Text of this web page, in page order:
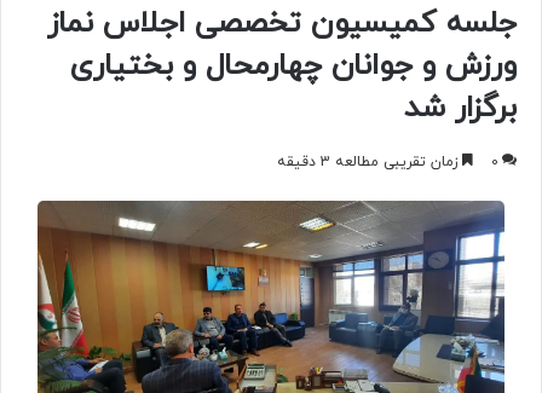
جلسه کمیسیون تخصصی اجلاس نماز
ورزش و جوانان چهارمحال و بختیاری
برگزار شد
0 زمان تقریبی مطالعه 3 دقیقه